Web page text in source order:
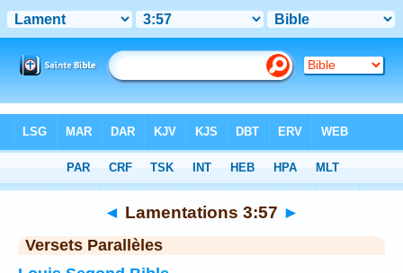
> Chapitre 3 > Verset 57
◄ Lamentations 3:57 ►
Versets Parallèles